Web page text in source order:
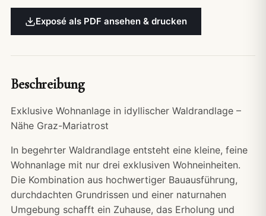
Exposé als PDF ansehen & drucken
Beschreibung
Exklusive Wohnanlage in idyllischer Waldrandlage –
Nähe Graz-Mariatrost
In begehrter Waldrandlage entsteht eine kleine, feine
Wohnanlage mit nur drei exklusiven Wohneinheiten.
Die Kombination aus hochwertiger Bauausführung,
durchdachten Grundrissen und einer naturnahen
Umgebung schafft ein Zuhause, das Erholung und